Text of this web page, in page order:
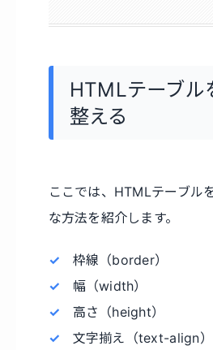
HTMLテーブル
整える
ここでは、HTMLテーブル
な方法を紹介します。
枠線（border）
幅（width）
高さ（height）
文字揃え（text-align）